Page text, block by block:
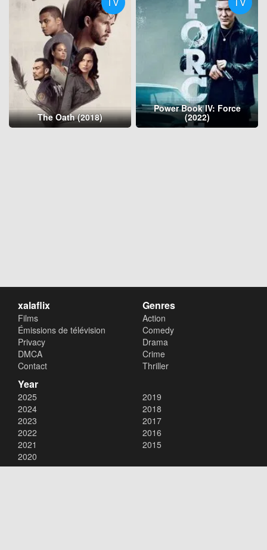
The Oath (2018)
Power Book IV: Force
(2022)
xalaflix
Films
Émissions de télévision
Privacy
DMCA
Contact
Genres
Action
Comedy
Drama
Crime
Thriller
Year
2025
2024
2023
2022
2021
2020
2019
2018
2017
2016
2015